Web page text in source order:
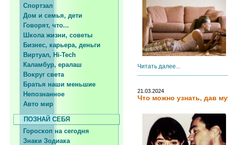
Спортзал
Дом и семья, дети
Говорят, что...
Школа жизни, советы
Бизнес, карьера, деньги
Виртуал, Hi-Tech
Каламбур, ералаш
Вокруг света
Братья наши меньшие
Непознанное
Авто мир
ПОЗНАЙ СЕБЯ
Гороскоп на сегодня
Знаки Зодиака
Читать далее...
21.03.2024
Что можно узнать, дав